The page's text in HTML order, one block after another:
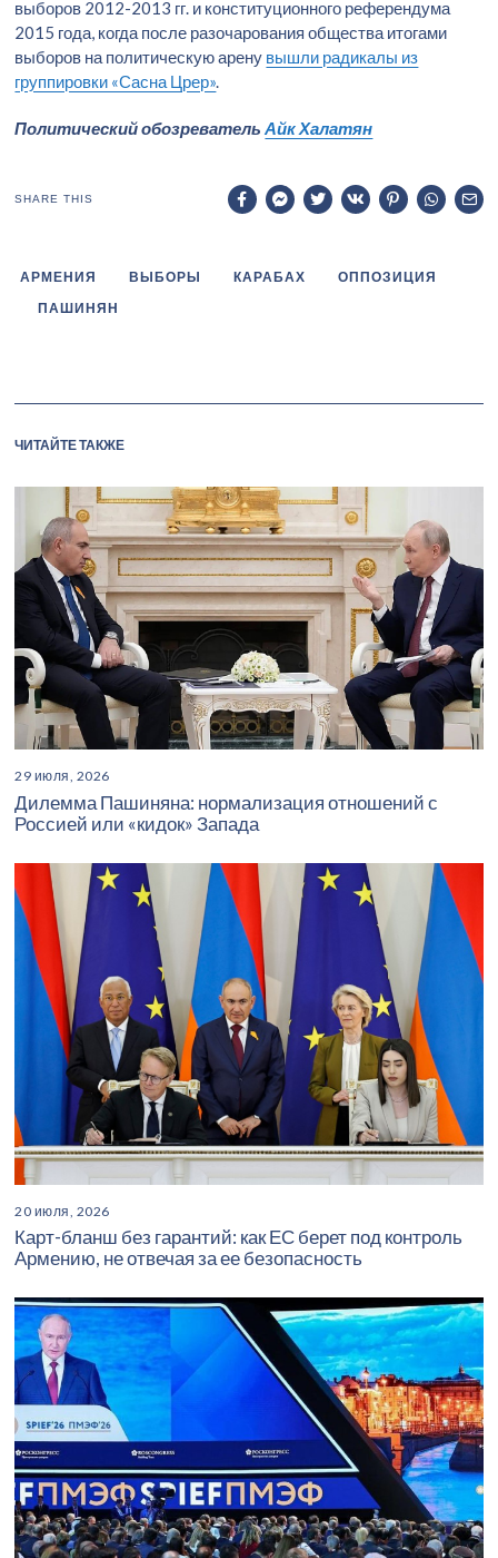
выборов 2012-2013 гг. и конституционного референдума
2015 года, когда после разочарования общества итогами
выборов на политическую арену вышли радикалы из
группировки «Сасна Црер».
Политический обозревательАйк Халатян
SHARE THIS
АРМЕНИЯ ВЫБОРЫ КАРАБАХ
ОППОЗИЦИЯ
ПАШИНЯН
ЧИТАЙТЕ ТАКЖЕ
29 июля, 2026
Дилемма Пашиняна: нормализация отношений с
Россией или «кидок» Запада
20 июля, 2026
Карт-бланш без гарантий: как ЕС берет под контроль
Армению, не отвечая за ее безопасность